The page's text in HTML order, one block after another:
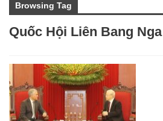
Browsing Tag
Quốc Hội Liên Bang Nga